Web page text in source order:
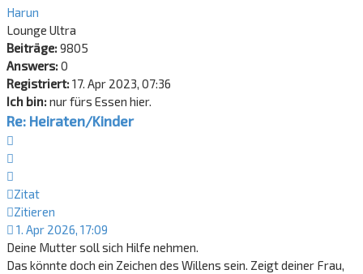
Harun
Lounge Ultra
Beiträge:9805
Answers:0
Registriert:17. Apr 2023, 07:36
Ich bin:nur fürs Essen hier.
Re: Heiraten/Kinder
Zitat
Zitieren
1. Apr 2026, 17:09
Deine Mutter soll sich Hilfe nehmen.
Das könnte doch ein Zeichen des Willens sein. Zeigt deiner Frau,